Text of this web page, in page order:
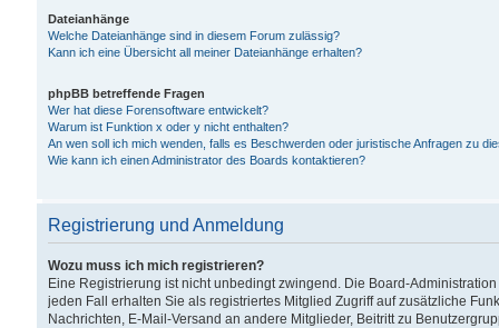
Dateianhänge
Welche Dateianhänge sind in diesem Forum zulässig?
Kann ich eine Übersicht all meiner Dateianhänge erhalten?
phpBB betreffende Fragen
Wer hat diese Forensoftware entwickelt?
Warum ist Funktion x oder y nicht enthalten?
An wen soll ich mich wenden, falls es Beschwerden oder juristische Anfragen zu
Wie kann ich einen Administrator des Boards kontaktieren?
Registrierung und Anmeldung
Wozu muss ich mich registrieren?
Eine Registrierung ist nicht unbedingt zwingend. Die Board-
jeden Fall erhalten Sie als registriertes Mitglied Zugriff auf zusätzliche
Nachrichten, E-Mail-Versand an andere Mitglieder, Beitritt zu